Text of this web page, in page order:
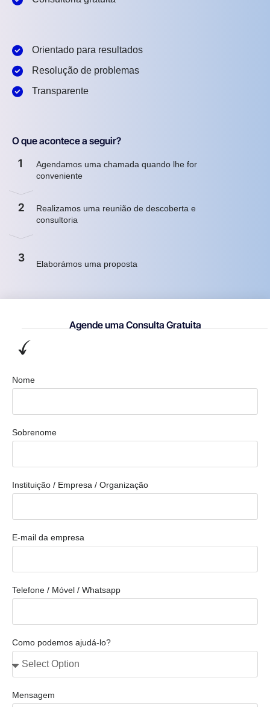
Orientado para resultados
Resolução de problemas
Transparente
O que acontece a seguir?
1
Agendamos uma chamada quando lhe for
conveniente
2
Realizamos uma reunião de descoberta e
consultoria
3 Elaborámos uma proposta
Agende uma Consulta Gratuita
Nome
Sobrenome
Instituição / Empresa / Organização
E-mail da empresa
Telefone / Móvel / Whatsapp
Como podemos ajudá-lo?
Mensagem